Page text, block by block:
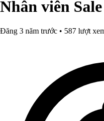
Nhân viên
Đăng 3 năm trước • 587 lượt